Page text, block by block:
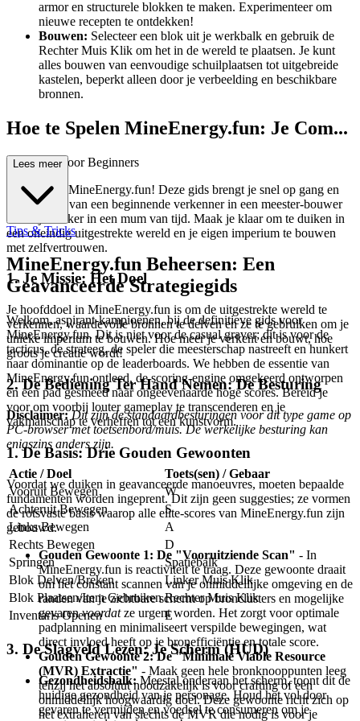
armor en structurele blokken te maken. Experimenteer om
nieuwe recepten te ontdekken!
Bouwen: Selecteer een blok uit je werkbalk en gebruik de
Rechter Muis Klik om het in de wereld te plaatsen. Je kunt
alles bouwen van eenvoudige schuilplaatsen tot uitgebreide
kastelen, beperkt alleen door je verbeelding en beschikbare
bronnen.
Hoe te Spelen MineEnergy.fun: Je Com...
plete Gids voor Beginners
Welkom bij MineEnergy.fun! Deze gids brengt je snel op gang en
verandert je van een beginnende verkenner in een meester-bouwer
en -mijnwerker in een mum van tijd. Maak je klaar om te duiken in
een oneindig uitgestrekte wereld en je eigen imperium te bouwen
met zelfvertrouwen.
1. Je Missie: Het Doel
Je hoofddoel in MineEnergy.fun is om de uitgestrekte wereld te
verkennen, waardevolle bronnen te delven en ze te gebruiken om je
unieke imperium te bouwen. Hoe meer je verkent en bouwt, hoe
groots je creatie wordt!
2. De Bediening Ter Hand Nemen: De Besturing
Disclaimer: Dit zijn de standaardbesturingen voor dit type game op
PC-browser met toetsenbord/muis. De werkelijke besturing kan
enigszins anders zijn.
Actie / Doel
Toets(sen) / Gebaar
Vooruit Bewegen
W
Achteruit Bewegen
S
Links Bewegen
A
Rechts Bewegen
D
Springen
Spatiebalk
Blok Delven/Breken
Linker Muis Klik
Blok Plaatsen/Item Gebruiken Rechter Muis Klik
Inventaris Openen
E
3. De Slagveld Lezen: Je Scherm (HUD)
Gezondheidsbalk:Meestal onderaan het scherm, toont dit de
huidige gezondheid van je personage. Houd het vol door
gevaren te vermijden en voedsel te consumeren om je
Lees meer
Tips & Tricks
MineEnergy.fun Beheersen: Een
Geavanceerde Strategiegids
Welkom, aspirant-kampioenen, bij de definitieve gids voor
MineEnergy.fun. Dit is niet voor de casual graver; dit is voor de
tacticus, de strateeg, de speler die meesterschap nastreeft en hunkert
naar dominantie op de leaderboards. We hebben de essentie van
MineEnergy.fun ontleed, de scoring-engine omgekeerd ontworpen
en een pad gesmeed naar ongeëvenaarde hoge scores. Bereid je
voor om voorbij louter gameplay te transcenderen en je
vakmanschap te verheffen tot een kunstvorm.
1. De Basis: Drie Gouden Gewoonten
Voordat we duiken in geavanceerde manoeuvres, moeten bepaalde
fundamenten worden ingeprent. Dit zijn geen suggesties; ze vormen
de rotsvaste basis waarop alle elite-scores van MineEnergy.fun zijn
gebouwd.
Gouden Gewoonte 1: De "Vooruitziende Scan" - In
MineEnergy.fun is reactiviteit te traag. Deze gewoonte draait
om het constant scannen van je onmiddellijke omgeving en de
randen van je zichtbare scherm op bronclusters en mogelijke
gevarenvoordatze urgent worden. Het zorgt voor optimale
padplanning en minimaliseert verspilde bewegingen, wat
direct invloed heeft op je bronefficiëntie en totale score.
Gouden Gewoonte 2: De "Minimale Viable Resource
(MVR) Extractie" - Maak geen hele bronknooppunten leeg
tenzij het absoluut noodzakelijk is voor crafting of een
onmiddellijk hoogwaardig doel. Deze gewoonte richt zich op
het extraheren van slechts de MVR die nodig is voor je